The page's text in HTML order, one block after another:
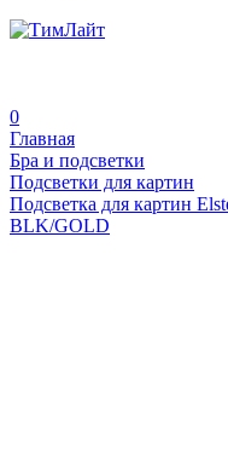
0
Главная
Бра и подсветки
Подсветки для картин
Подсветка для картин
BLK/GOLD